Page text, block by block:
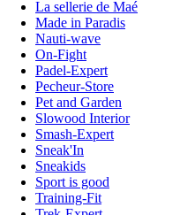
La sellerie de Maé
Made in Paradis
Nauti-wave
On-Fight
Padel-Expert
Pecheur-Store
Pet and Garden
Slowood Interior
Smash-Expert
Sneak'In
Sneakids
Sport is good
Training-Fit